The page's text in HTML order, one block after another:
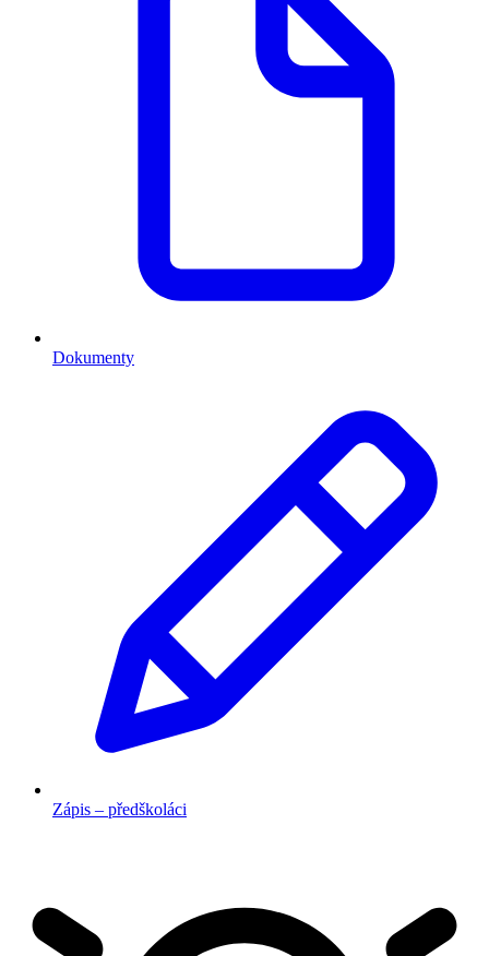
Dokumenty
Zápis – předškoláci